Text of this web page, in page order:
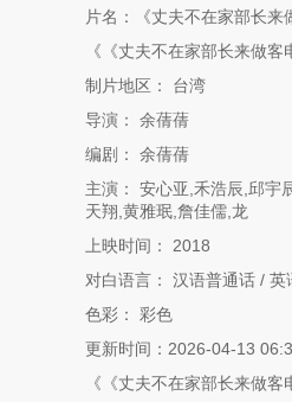
片名：《丈夫不在家部长
《《丈夫不在家部长来做
制片地区： 台湾
导演： 余蒨蒨
编剧： 余蒨蒨
主演： 安心亚,禾浩辰,邱宇
天翔,黄雅珉,詹佳儒,龙
上映时间： 2018
对白语言： 汉语普通话 / 英
色彩： 彩色
更新时间：2026-04-13
《《丈夫不在家部长来做